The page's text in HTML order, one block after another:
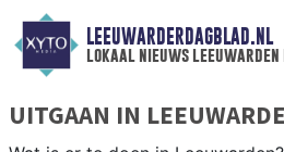
LEEUWARDERDAGBLAD.NL
lokaal nieuws leeuwarden
UITGAAN IN